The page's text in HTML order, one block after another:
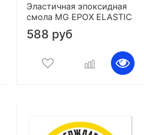
Эластичная эпоксидная
смола MG EPOX ELASTIC
588 руб